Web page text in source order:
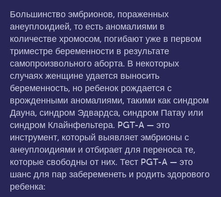
Большинство эмбрионов, пораженных
анеуплоидией, то есть аномалиями в
количестве хромосом, погибают уже в первом
триместре беременности в результате
самопроизвольного аборта. В некоторых
случаях женщине удается выносить
беременность, но ребенок рождается с
врожденными аномалиями, такими как синдром
Дауна, синдром Эдвардса, синдром Патау или
синдром Клайнфельтера. PGT-A — это
инструмент, который выявляет эмбрионы с
анеуплоидиями и отбирает для переноса те,
которые свободны от них. Тест PGT-A — это
шанс для пар забеременеть и родить здорового
ребенка: